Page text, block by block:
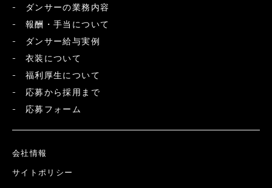
ダンサーの業務内容
報酬・手当について
ダンサー給与実例
衣装について
福利厚生について
応募から採用まで
応募フォーム
会社情報
サイトポリシー